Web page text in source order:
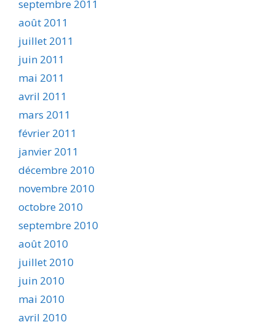
septembre 2011
août 2011
juillet 2011
juin 2011
mai 2011
avril 2011
mars 2011
février 2011
janvier 2011
décembre 2010
novembre 2010
octobre 2010
septembre 2010
août 2010
juillet 2010
juin 2010
mai 2010
avril 2010